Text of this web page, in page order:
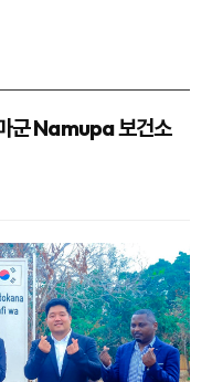
군 Namupa 보건소